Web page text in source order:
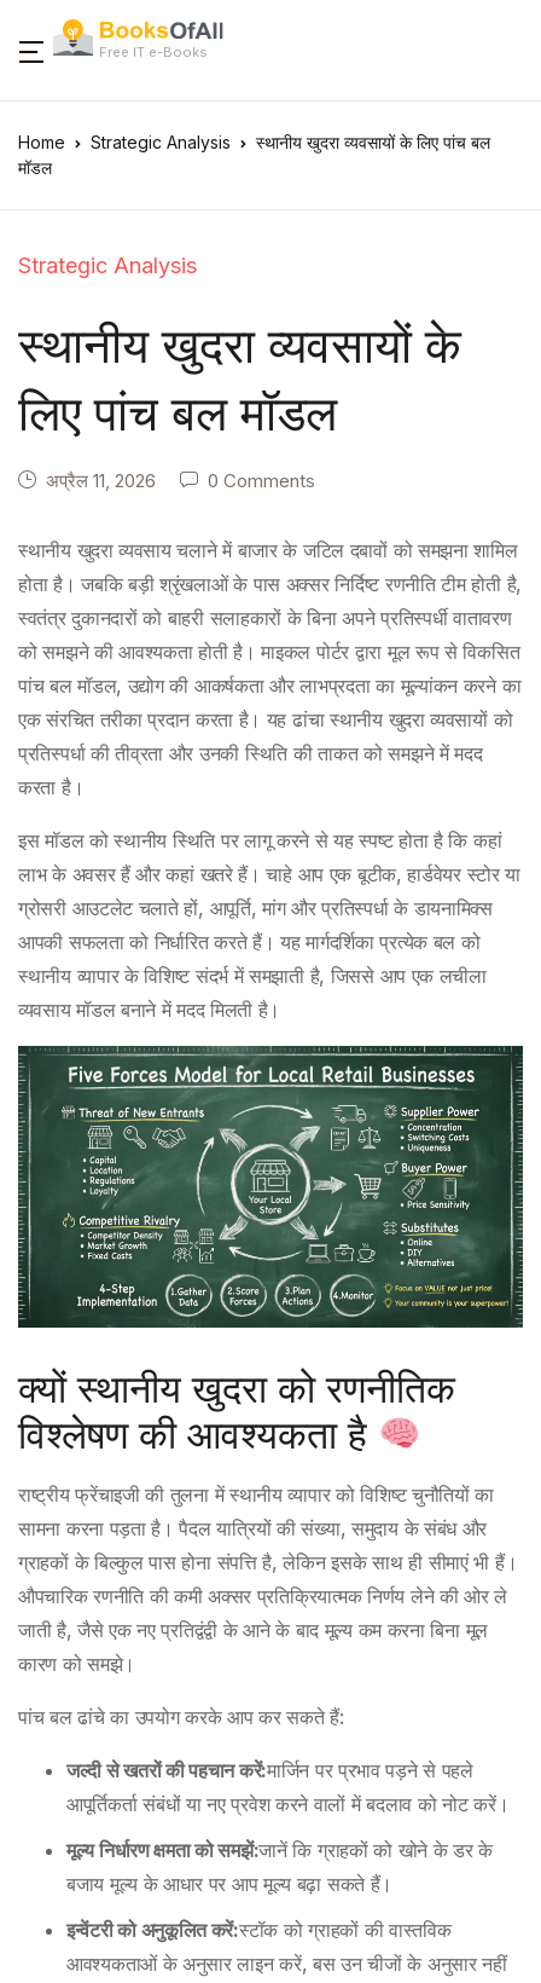
Free IT e-Books
Home Strategic Analysis
स्थानीय खुदरा व्यवसायों के लिए पांच बल
मॉडल
Strategic Analysis
स्थानीय खुदरा व्यवसायों के
लिए पांच बल मॉडल
अप्रैल 11, 2026 0 Comments
स्थानीय खुदरा व्यवसाय चलाने में बाजार के जटिल दबावों को समझना शामिल
होता है। जबकि बड़ी श्रृंखलाओं के पास अक्सर निर्दिष्ट रणनीति टीम होती है,
स्वतंत्र दुकानदारों को बाहरी सलाहकारों के बिना अपने प्रतिस्पर्धी वातावरण
को समझने की आवश्यकता होती है। माइकल पोर्टर द्वारा मूल रूप से विकसित
पांच बल मॉडल, उद्योग की आकर्षकता और लाभप्रदता का मूल्यांकन करने का
एक संरचित तरीका प्रदान करता है। यह ढांचा स्थानीय खुदरा व्यवसायों को
प्रतिस्पर्धा की तीव्रता और उनकी स्थिति की ताकत को समझने में मदद
करता है।
इस मॉडल को स्थानीय स्थिति पर लागू करने से यह स्पष्ट होता है कि कहां
लाभ के अवसर हैं और कहां खतरे हैं। चाहे आप एक बूटीक, हार्डवेयर स्टोर या
ग्रोसरी आउटलेट चलाते हों, आपूर्ति, मांग और प्रतिस्पर्धा के डायनामिक्स
आपकी सफलता को निर्धारित करते हैं। यह मार्गदर्शिका प्रत्येक बल को
स्थानीय व्यापार के विशिष्ट संदर्भ में समझाती है, जिससे आप एक लचीला
व्यवसाय मॉडल बनाने में मदद मिलती है।
क्यों स्थानीय खुदरा को रणनीतिक
विश्लेषण की आवश्यकता है
राष्ट्रीय फ्रेंचाइजी की तुलना में स्थानीय व्यापार को विशिष्ट चुनौतियों का
सामना करना पड़ता है। पैदल यात्रियों की संख्या, समुदाय के संबंध और
ग्राहकों के बिल्कुल पास होना संपत्ति है, लेकिन इसके साथ ही सीमाएं भी हैं।
औपचारिक रणनीति की कमी अक्सर प्रतिक्रियात्मक निर्णय लेने की ओर ले
जाती है, जैसे एक नए प्रतिद्वंद्वी के आने के बाद मूल्य कम करना बिना मूल
कारण को समझे।
पांच बल ढांचे का उपयोग करके आप कर सकते हैं:
जल्दी से खतरों की पहचान करें:मार्जिन पर प्रभाव पड़ने से पहले
आपूर्तिकर्ता संबंधों या नए प्रवेश करने वालों में बदलाव को नोट करें।
मूल्य निर्धारण क्षमता को समझें:जानें कि ग्राहकों को खोने के डर के
बजाय मूल्य के आधार पर आप मूल्य बढ़ा सकते हैं।
इन्वेंटरी को अनुकूलित करें:स्टॉक को ग्राहकों की वास्तविक
आवश्यकताओं के अनुसार लाइन करें, बस उन चीजों के अनुसार नहीं